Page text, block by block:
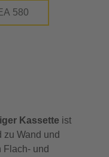
580
Kassette ist
Wand und
Flach- und